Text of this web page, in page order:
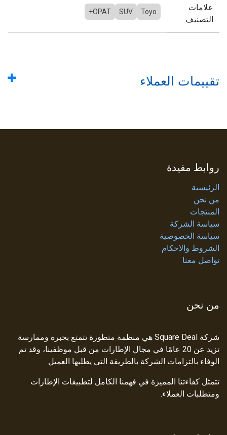
علامات
التصنيف
Toyo
SUV
OPAT+
تقييمات العملاء
روابط مفيدة
الرئيسية
من نحن
المنتجات
سياسة الشركة
سياسة الخصوصية
الشروط والاحكام
تواصل معنا
من نحن
شركة Square Deal هي منظمة متطورة تتمتع بخبرة وممارسة
تزيد عن 20 عامًا في مجال الإطارات من قبل موظفينا، وقد تم
الوفاء بالتزامات الشركة بالطريقة التي يطلبها العميل
تتمثل كفاءتنا المميزة في فهمنا الكامل لتطبيقات الإطارات
ومتطلبات العملاء.